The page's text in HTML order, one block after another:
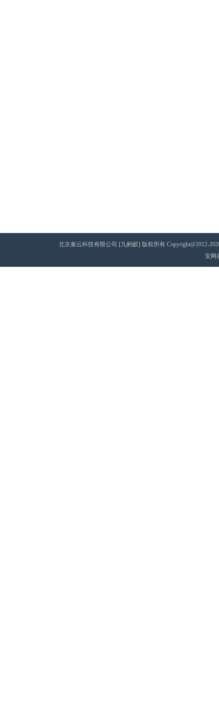
北京秦云科技有限公司 [九蚂蚁] 版权所有 Copyright@2012-
安网